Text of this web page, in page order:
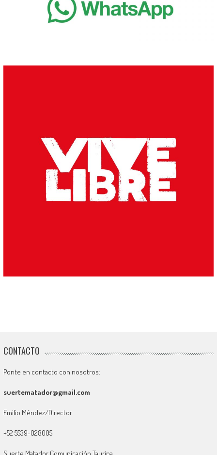
CONTACTO
Ponte en contacto con nosotros:
suertematador@gmail.com
Emilio Méndez/Director
+52 5539-028005
Suerte Matador Comunicación Taurina